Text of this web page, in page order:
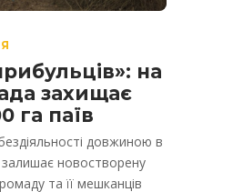
на
захищає
га паїв
довжиною в
новостворену
та її мешканців